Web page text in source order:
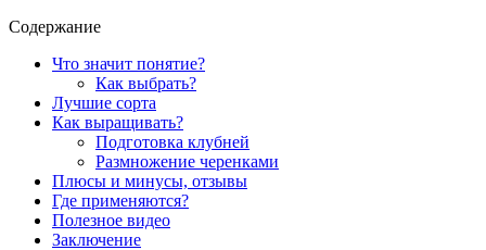
Содержание
Что значит понятие?
Как выбрать?
Лучшие сорта
Как выращивать?
Подготовка клубней
Размножение черенками
Плюсы и минусы, отзывы
Где применяются?
Полезное видео
Заключение